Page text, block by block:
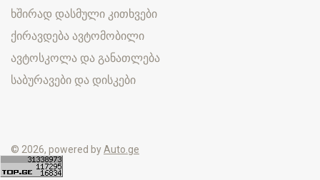
ხშირად დასმული კითხვები
ქირავდება ავტომობილი
ავტოსკოლა და განათლება
საბურავები და დისკები
© 2026, powered byAuto.ge